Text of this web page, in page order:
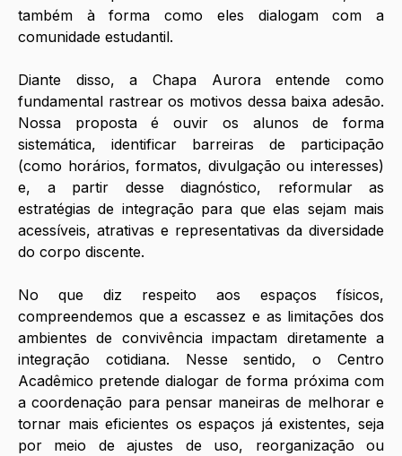
também à forma como eles dialogam com a
comunidade estudantil.
Diante disso, a Chapa Aurora entende como
fundamental rastrear os motivos dessa baixa adesão.
Nossa proposta é ouvir os alunos de forma
sistemática, identificar barreiras de participação
(como horários, formatos, divulgação ou interesses)
e, a partir desse diagnóstico, reformular as
estratégias de integração para que elas sejam mais
acessíveis, atrativas e representativas da diversidade
do corpo discente.
No que diz respeito aos espaços físicos,
compreendemos que a escassez e as limitações dos
ambientes de convivência impactam diretamente a
integração cotidiana. Nesse sentido, o Centro
Acadêmico pretende dialogar de forma próxima com
a coordenação para pensar maneiras de melhorar e
tornar mais eficientes os espaços já existentes, seja
por meio de ajustes de uso, reorganização ou